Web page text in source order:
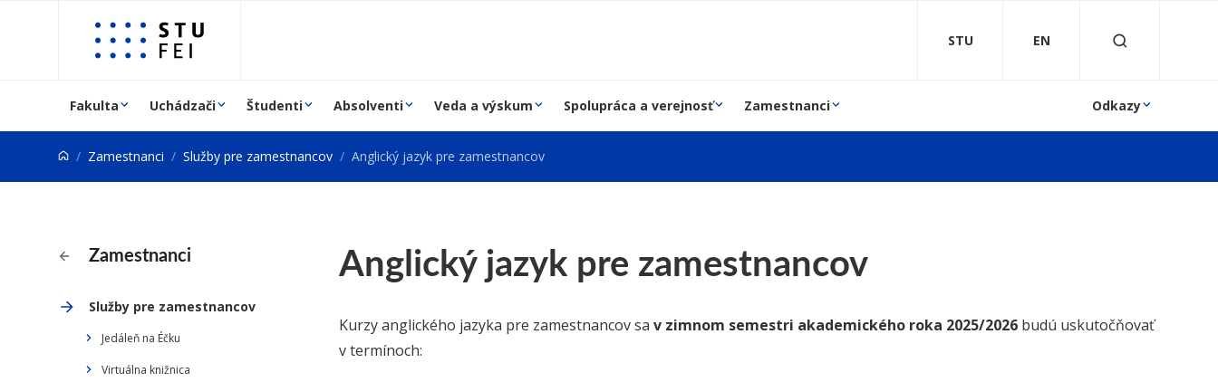
Prejsť na obsah
STU EN
Fakulta Uchádzači Študenti Absolventi Veda a výskum Spolupráca a verejnosť Zamestnanci Odkazy
Zamestnanci Služby pre zamestnancov Anglický jazyk pre zamestnancov
Zamestnanci
Služby pre zamestnancov
Jedáleň na Éčku
Virtuálna knižnica
Anglický jazyk pre zamestnancov
Kurzy anglického jazyka pre zamestnancov sa v zimnom semestri akademického roka 2025/2026 budú uskutočňovať
v termínoch: